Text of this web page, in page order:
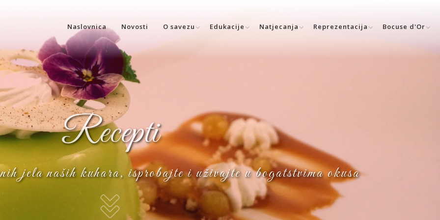
Naslovnica Novosti O savezu Edukacije Natjecanja Reprezentacija Bocuse d'Or
Recepti
jela naših kuhara, isprobajte i uživajte u bogatstvima okusa